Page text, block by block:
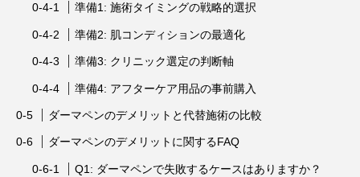
準備1: 施術タイミングの戦略的選択
準備2: 肌コンディションの最適化
準備3: クリニック選定の判断軸
準備4: アフターケア用品の事前購入
ダーマペンのデメリットと代替施術の比較
ダーマペンのデメリットに関するFAQ
Q1: ダーマペンで失敗するケースはありますか？